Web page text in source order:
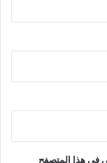
في هذا المتصفح